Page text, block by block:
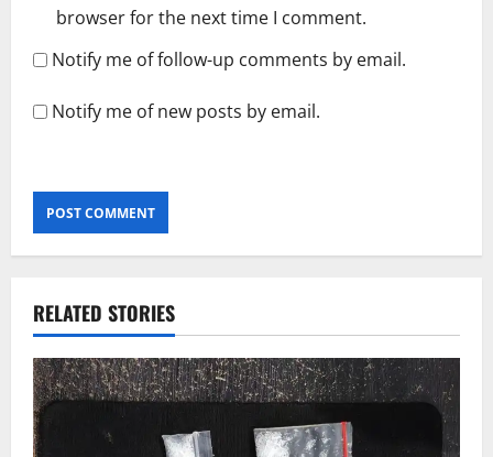
browser for the next time I comment.
Notify me of follow-up comments by email.
Notify me of new posts by email.
RELATED STORIES